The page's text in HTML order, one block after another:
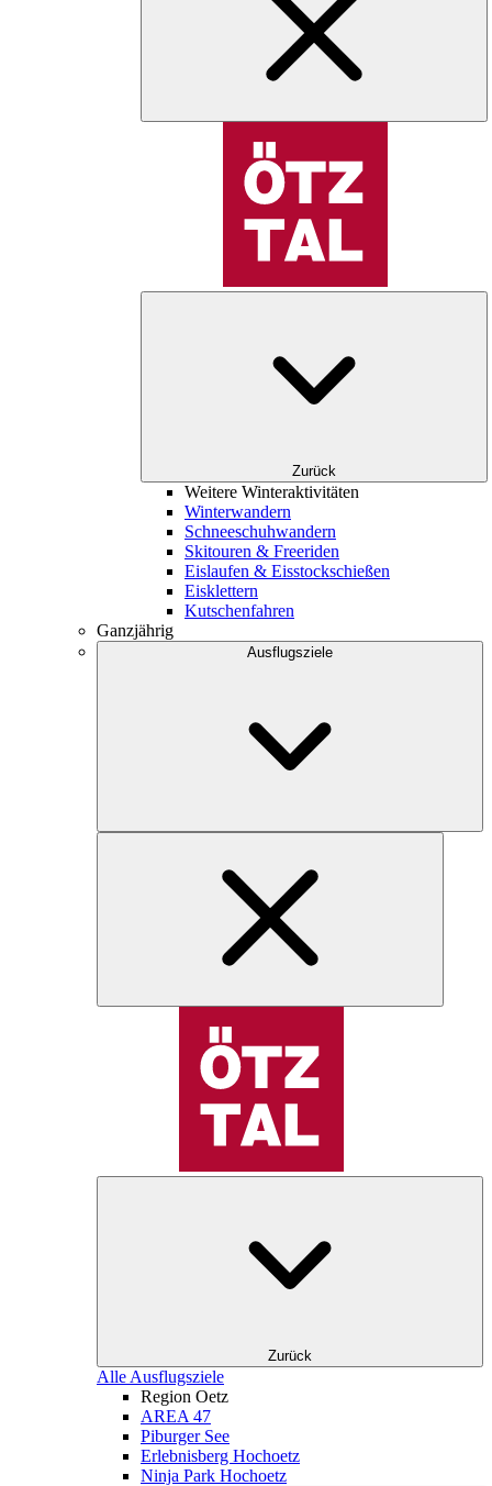
Zurück
Weitere Winteraktivitäten
Winterwandern
Schneeschuhwandern
Skitouren & Freeriden
Eislaufen & Eisstockschießen
Eisklettern
Kutschenfahren
Ganzjährig
Ausflugsziele
Zurück
Alle Ausflugsziele
Region Oetz
AREA 47
Piburger See
Erlebnisberg Hochoetz
Ninja Park Hochoetz